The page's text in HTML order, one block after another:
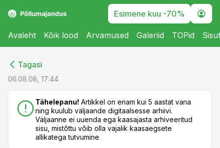
Esimene kuu -70%
Avaleht Kõik lood Arvamused Galeriid TOPid
Tagasi
06.08.08, 17:44
Tähelepanu! Artikkel on enam kui 5 aastat vana
ning kuulub väljaande digitaalsesse arhiivi.
Väljaanne ei uuenda ega kaasajasta arhiveeritud
sisu, mistõttu võib olla vajalik kaasaegsete
allikatega tutvumine